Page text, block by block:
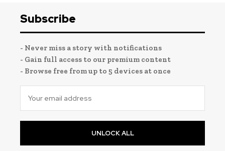
Subscribe
- Never miss a story with notifications
- Gain full access to our premium content
- Browse free from up to 5 devices at once
UNLOCK ALL